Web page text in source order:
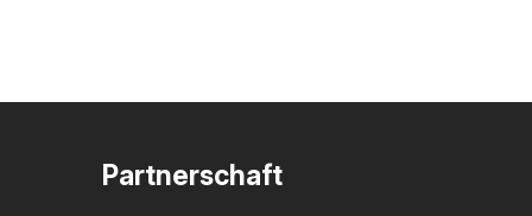
Partnerschaft